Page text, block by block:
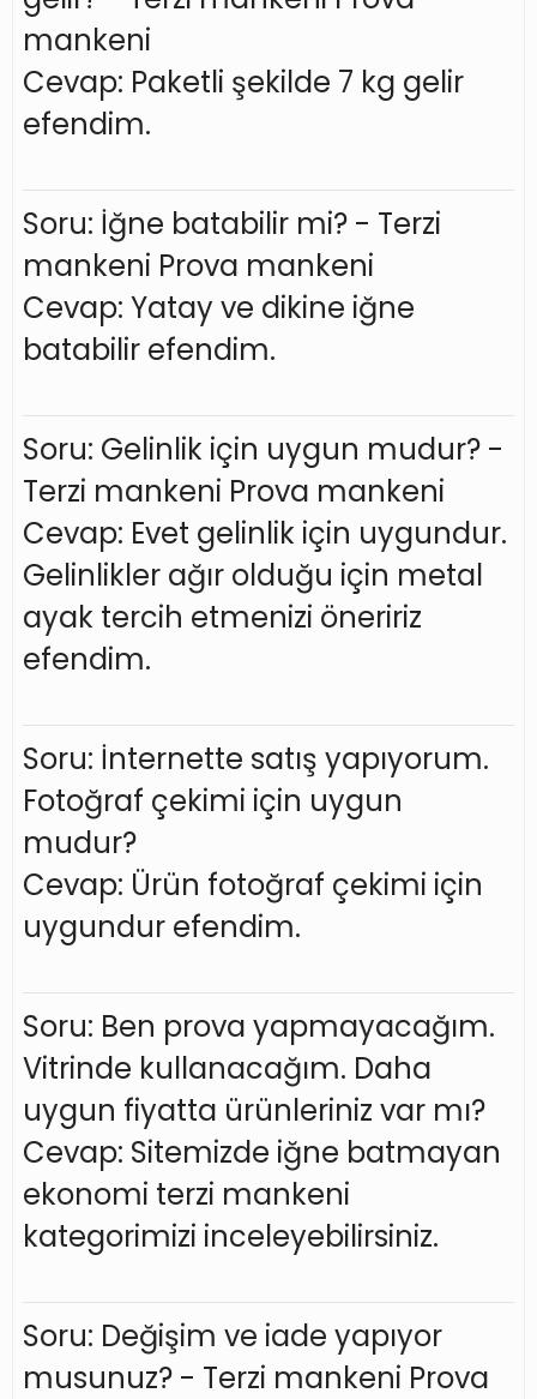
mankeni
Cevap: Paketli şekilde 7 kg gelir
efendim.
Soru: İğne batabilir mi? - Terzi
mankeni Prova mankeni
Cevap: Yatay ve dikine iğne
batabilir efendim.
Soru: Gelinlik için uygun mudur? -
Terzi mankeni Prova mankeni
Cevap: Evet gelinlik için uygundur.
Gelinlikler ağır olduğu için metal
ayak tercih etmenizi öneririz
efendim.
Soru: İnternette satış yapıyorum.
Fotoğraf çekimi için uygun
mudur?
Cevap: Ürün fotoğraf çekimi için
uygundur efendim.
Soru: Ben prova yapmayacağım.
Vitrinde kullanacağım. Daha
uygun fiyatta ürünleriniz var mı?
Cevap: Sitemizde iğne batmayan
ekonomi terzi mankeni
kategorimizi inceleyebilirsiniz.
Soru: Değişim ve iade yapıyor
musunuz? - Terzi mankeni Prova